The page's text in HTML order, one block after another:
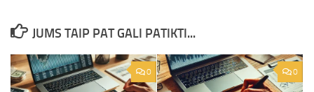
JUMS TAIP PAT GALI PATIKTI...
0 0